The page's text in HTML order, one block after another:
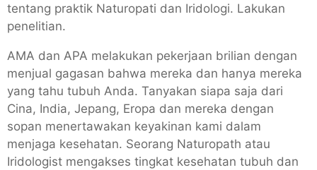
tentang praktik Naturopati dan Iridologi. Lakukan
penelitian.
AMA dan APA melakukan pekerjaan brilian dengan
menjual gagasan bahwa mereka dan hanya mereka
yang tahu tubuh Anda. Tanyakan siapa saja dari
Cina, India, Jepang, Eropa dan mereka dengan
sopan menertawakan keyakinan kami dalam
menjaga kesehatan. Seorang Naturopath atau
Iridologist mengakses tingkat kesehatan tubuh dan